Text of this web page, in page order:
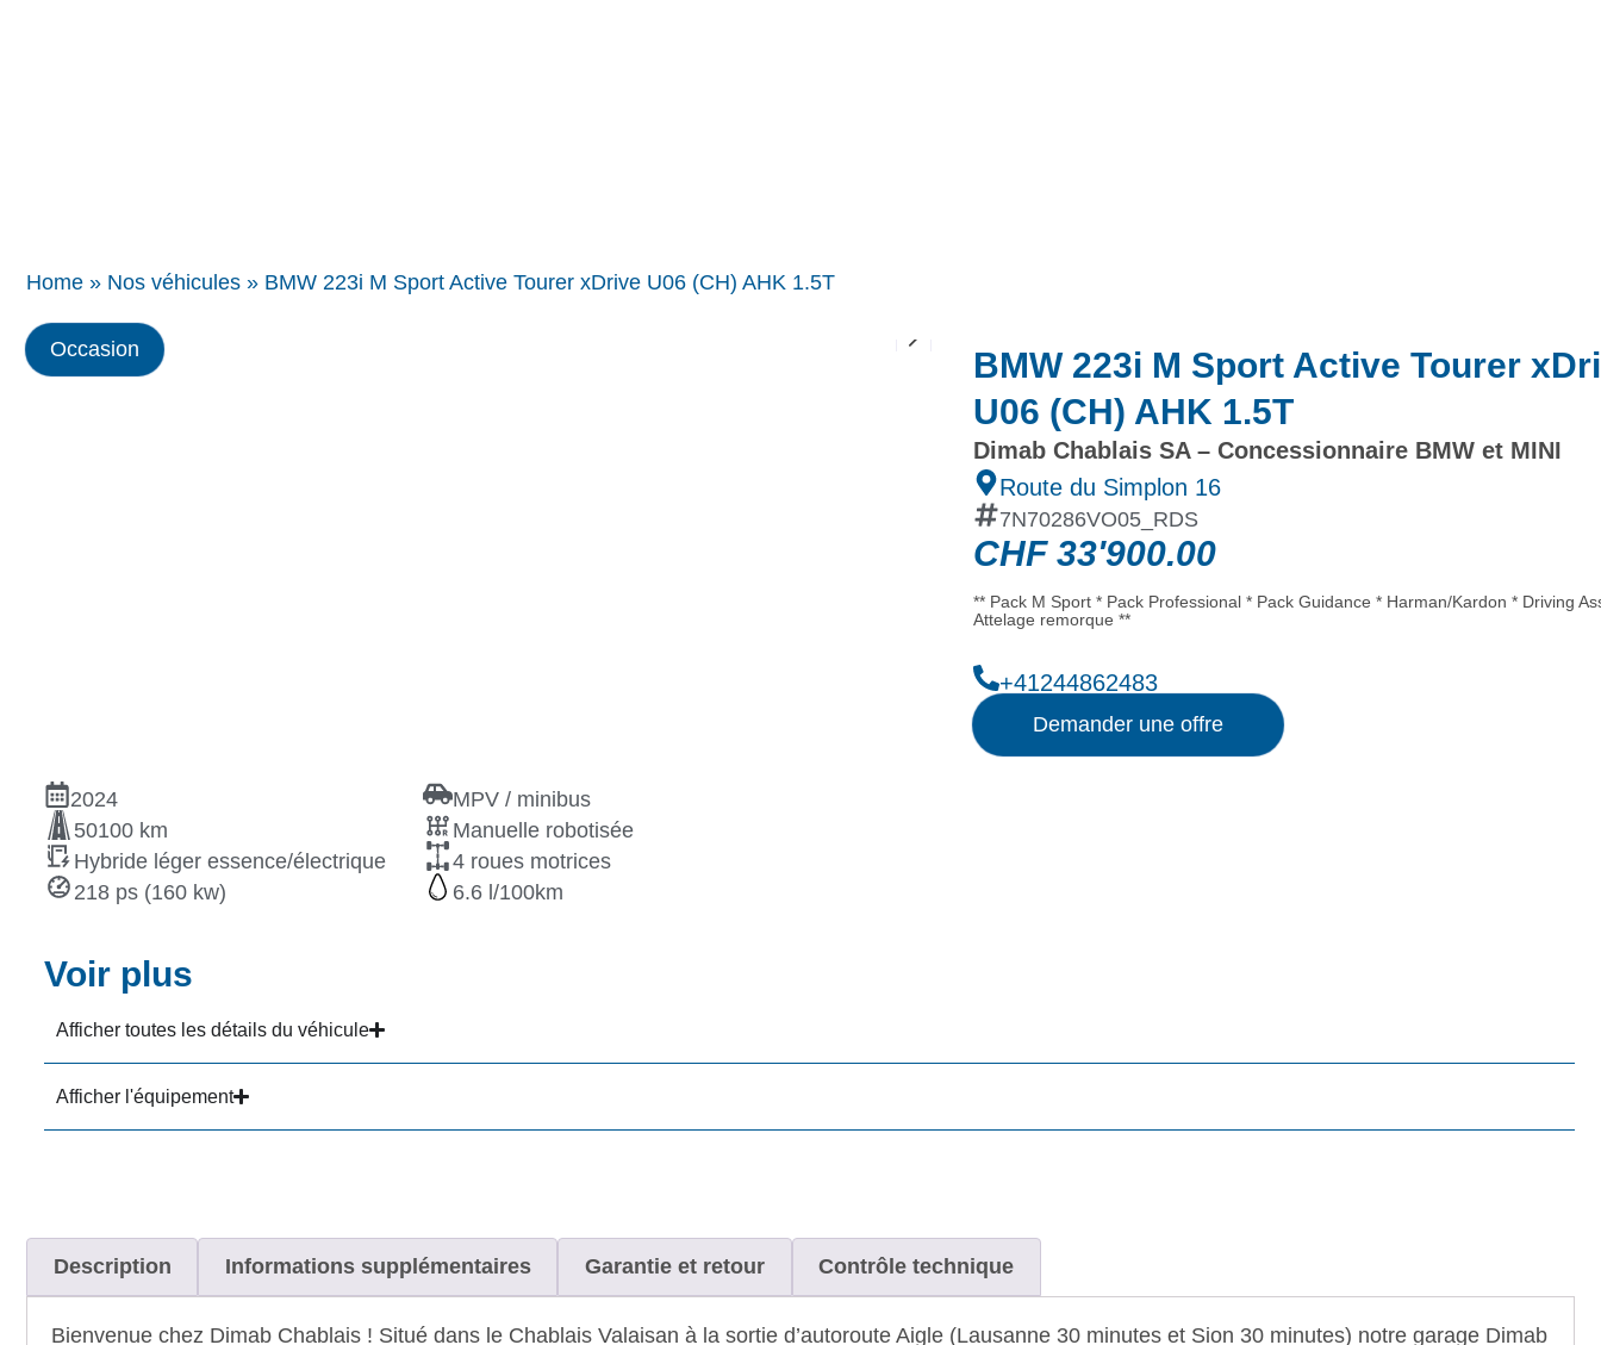
Home » Nos véhicules » BMW 223i M Sport Active Tourer xDrive U06 (CH) AHK 1.5T
Occasion
BMW 223i M Sport Active Tourer
U06 (CH) AHK 1.5T
Dimab Chablais SA – Concessionnaire BMW et MINI
Route du Simplon 16
7N70286VO05_RDS
CHF33'900.00
** Pack M Sport * Pack Professional * Pack Guidance * Harman/Kardon * Driving
Attelage remorque **
+41244862483
Demander une offre
2024
MPV / minibus
50100 km
Manuelle robotisée
Hybride léger essence/électrique
4 roues motrices
218 ps (160 kw)
6.6
Voir plus
Afficher toutes les détails du véhicule
Afficher l'équipement
Description Informations supplémentaires Garantie et retour Contrôle technique
Bienvenue chez Dimab Chablais ! Situé dans le Chablais Valaisan à la sortie d’autoroute Aigle (Lausanne 30 minutes et Sion 30 minutes) notre garage Dimab